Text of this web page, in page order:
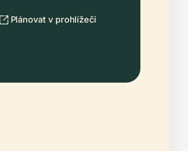
Plánovat v prohlížeči